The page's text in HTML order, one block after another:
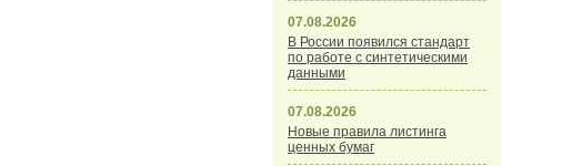
07.08.2026
В России появился стандарт
по работе с синтетическими
данными
07.08.2026
Новые правила листинга
ценных бумаг